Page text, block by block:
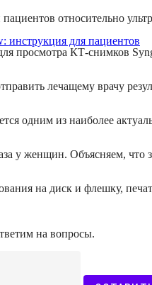
относительно
инструкция для пациентов
просмотра КТ-снимков
лечащему врачу
одним из наиболее
у женщин. Объясняем, что
на диск и флешку,
на вопросы.